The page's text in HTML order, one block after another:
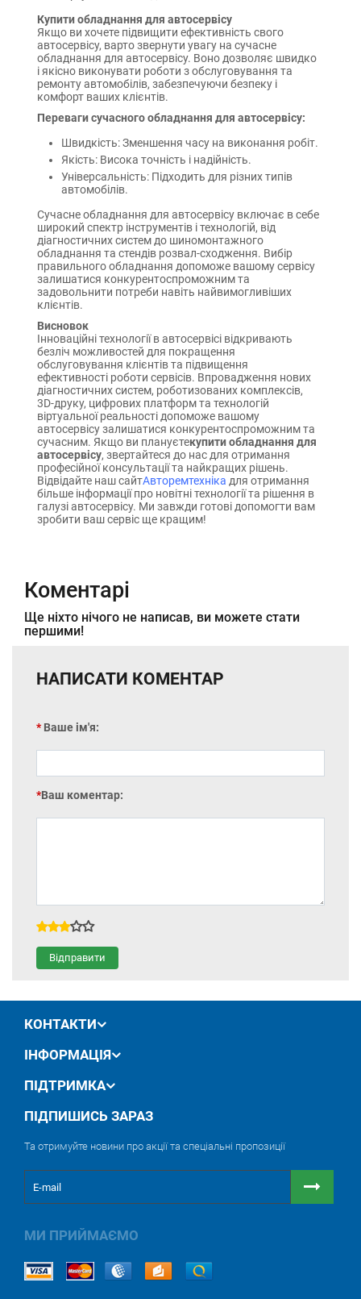
Купити обладнання для автосервісу
Якщо ви хочете підвищити ефективність свого
автосервісу, варто звернути увагу на сучасне
обладнання для автосервісу. Воно дозволяє швидко
і якісно виконувати роботи з обслуговування та
ремонту автомобілів, забезпечуючи безпеку і
комфорт ваших клієнтів.
Переваги сучасного обладнання для автосервісу:
Швидкість: Зменшення часу на виконання робіт.
Якість: Висока точність і надійність.
Універсальність: Підходить для різних типів
автомобілів.
Сучасне обладнання для автосервісу включає в себе
широкий спектр інструментів і технологій, від
діагностичних систем до шиномонтажного
обладнання та стендів розвал-сходження. Вибір
правильного обладнання допоможе вашому сервісу
залишатися конкурентоспроможним та
задовольнити потреби навіть найвимогливіших
клієнтів.
Висновок
Інноваційні технології в автосервісі відкривають
безліч можливостей для покращення
обслуговування клієнтів та підвищення
ефективності роботи сервісів. Впровадження нових
діагностичних систем, роботизованих комплексів,
3D-друку, цифрових платформ та технологій
віртуальної реальності допоможе вашому
автосервісу залишатися конкурентоспроможним та
сучасним. Якщо ви плануєтекупити обладнання для
автосервісу, звертайтеся до нас для отримання
професійної консультації та найкращих рішень.
Відвідайте наш сайтАвторемтехніка для отримання
більше інформації про новітні технології та рішення в
галузі автосервісу. Ми завжди готові допомогти вам
зробити ваш сервіс ще кращим!
Коментарі
Ще ніхто нічого не написав, ви можете стати
першими!
НАПИСАТИ КОМЕНТАР
Ваше ім'я:
Ваш коментар:
Відправити
КОНТАКТИ
ІНФОРМАЦІЯ
ПІДТРИМКА
ПІДПИШИСЬ ЗАРАЗ
Та отримуйте новини про акції та спеціальні пропозиції
МИ ПРИЙМАЄМО